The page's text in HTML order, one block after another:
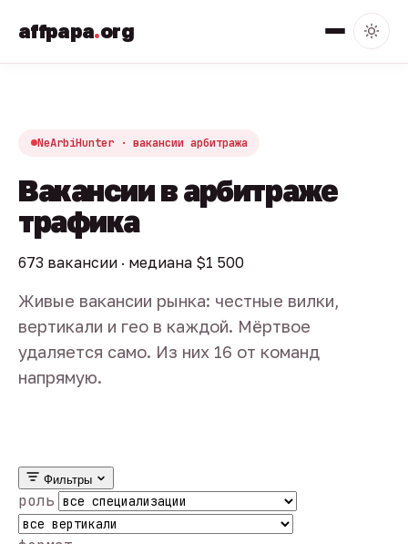
affpapa.org
NeArbiHunter · вакансии арбитража
Вакансии в арбитраже
трафика
673 вакансии · медиана $1 500
Живые вакансии рынка: честные вилки,
вертикали и гео в каждой. Мёртвое
удаляется само. Из них 16 от команд
напрямую.
Фильтры
роль